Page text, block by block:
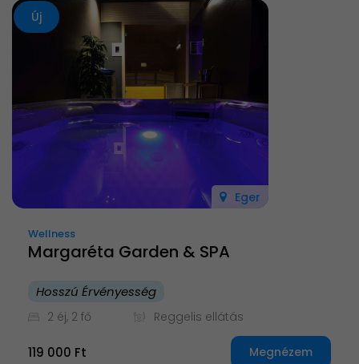
Új
Eger
Wellness
Margaréta Garden & SPA
Hosszú Érvényesség
2 éj, 2 fő Reggelis ellátás
119 000 Ft Megnézem